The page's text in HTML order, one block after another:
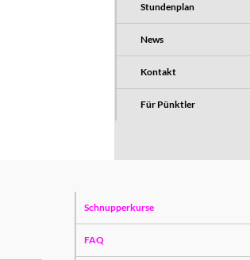
Stundenplan
News
Kontakt
Für Pünktler
Schnupperkurse
FAQ